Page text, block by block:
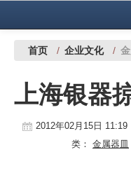
中国有色金属报社主办 广告
铜镍铅锌
铝
首页 / 企业文化 /
上海银器
2012年02月15日 11:19
类： 金属器皿